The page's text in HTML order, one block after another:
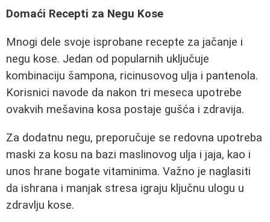
Domaći Recepti za Negu Kose
Mnogi dele svoje isprobane recepte za jačanje i
negu kose. Jedan od popularnih uključuje
kombinaciju šampona, ricinusovog ulja i pantenola.
Korisnici navode da nakon tri meseca upotrebe
ovakvih mešavina kosa postaje gušća i zdravija.
Za dodatnu negu, preporučuje se redovna upotreba
maski za kosu na bazi maslinovog ulja i jaja, kao i
unos hrane bogate vitaminima. Važno je naglasiti
da ishrana i manjak stresa igraju ključnu ulogu u
zdravlju kose.